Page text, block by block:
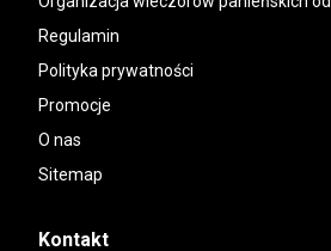
Regulamin
Polityka prywatności
Promocje
O nas
Sitemap
Kontakt